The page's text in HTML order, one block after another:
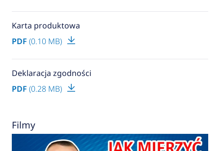
Karta produktowa
PDF (0.10 MB)
Deklaracja zgodności
PDF (0.28 MB)
Filmy